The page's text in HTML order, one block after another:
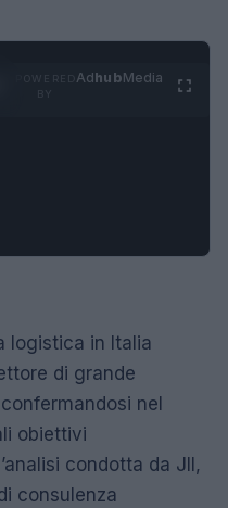
AdhubMedia
logistica in Italia
di grande
nel
obiettivi
condotta da Jll,
consulenza